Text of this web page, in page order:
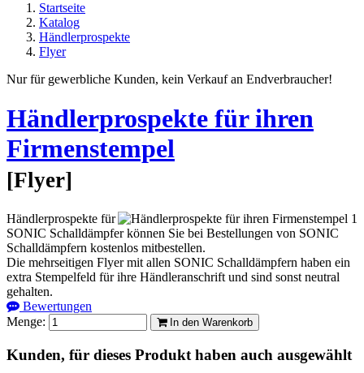
Startseite
Katalog
Händlerprospekte
Flyer
Nur für gewerbliche Kunden, kein Verkauf an Endverbraucher!
Händlerprospekte für ihren
Firmenstempel
[Flyer]
Händlerprospekte für
SONIC Schalldämpfer können Sie bei Bestellungen von SONIC
Schalldämpfern kostenlos mitbestellen.
Die mehrseitigen Flyer mit allen SONIC Schalldämpfern haben ein
extra Stempelfeld für ihre Händleranschrift und sind sonst neutral
gehalten.
Bewertungen
Menge:
In den Warenkorb
Kunden, für dieses Produkt haben auch ausgewählt